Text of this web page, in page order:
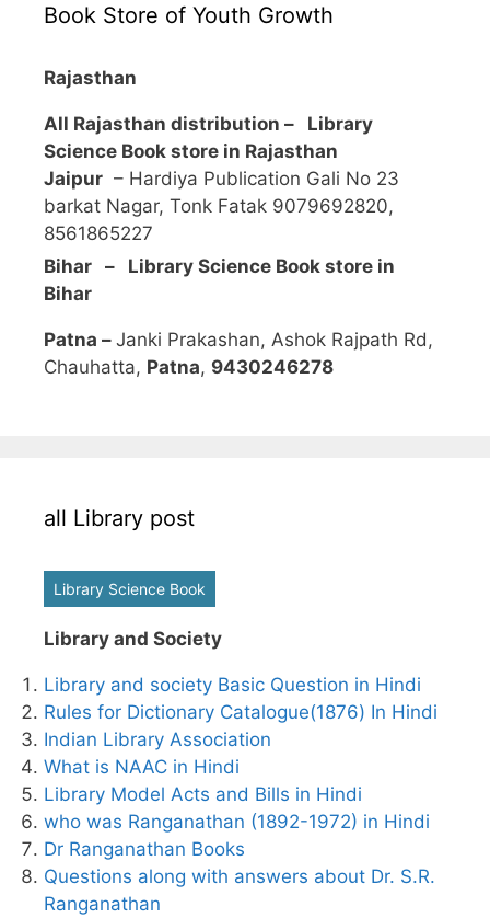
Book Store of Youth Growth
Rajasthan
All Rajasthan distribution – Library
Science Book store in Rajasthan
Jaipur – Hardiya Publication Gali No 23
barkat Nagar, Tonk Fatak 9079692820,
8561865227
Bihar – Library Science Book store in
Bihar
Patna – Janki Prakashan, Ashok Rajpath Rd,
Chauhatta, Patna, 9430246278
all Library post
Library Science Book
Library and Society
Library and society Basic Question in Hindi
Rules for Dictionary Catalogue(1876) In Hindi
Indian Library Association
What is NAAC in Hindi
Library Model Acts and Bills in Hindi
who was Ranganathan (1892-1972) in Hindi
Dr Ranganathan Books
Questions along with answers about Dr. S.R.
Ranganathan